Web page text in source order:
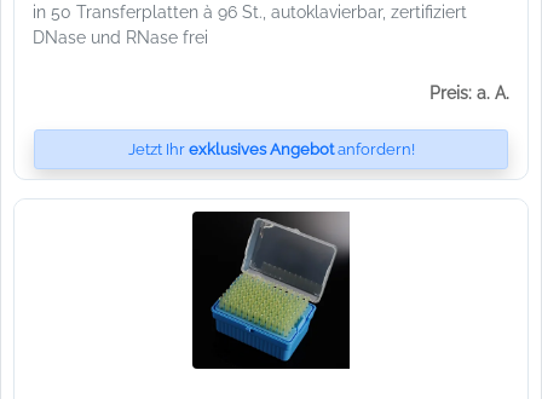
in 50 Transferplatten à 96 St., autoklavierbar, zertifiziert
DNase und RNase frei
Preis: a. A.
Jetzt Ihr exklusives Angebotanfordern!